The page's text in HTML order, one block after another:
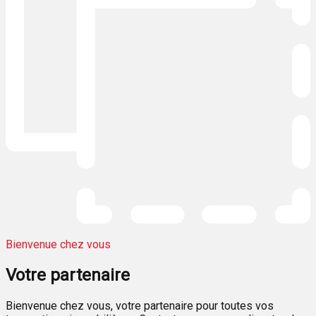
Bienvenue chez vous
Votre partenaire
Bienvenue chez vous, votre partenaire pour toutes vos